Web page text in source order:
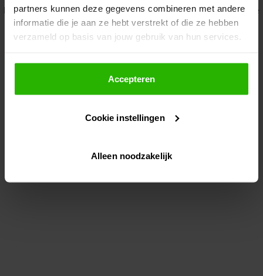
partners kunnen deze gegevens combineren met andere
informatie die je aan ze hebt verstrekt of die ze hebben
verzameld op basis van jouw gebruik van hun services.
Als je op "Accepteer" klikt, dan geef je Voordeeluitjes.nl
toestemming om cookies voor social media en
gepersonaliseerde advertenties te plaatsen.
Lees hier meer over in onsprivacybeleid
Via "Cookie instellingen" kun je ook zelf instellen welke
Accepteren
Cookie instellingen
Alleen noodzakelijk
loadingwww.voordeeluitjes.nl (see the browser console for more
information).